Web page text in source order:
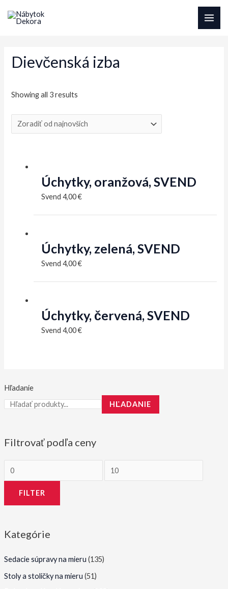
Hľadanie
HĽADANIE
Filtrovať podľa ceny
i
á
l
a
l
FILTER
Kategórie
Sedacie súpravy na mieru (135)
Stoly a stoličky na mieru (51)
Dievčenská izba
Showing all 3 results
latest
Úchytky, oranžová, SVEND
Svend 4,00€
Úchytky, zelená, SVEND
Svend 4,00€
Úchytky, červená, SVEND
Svend 4,00€